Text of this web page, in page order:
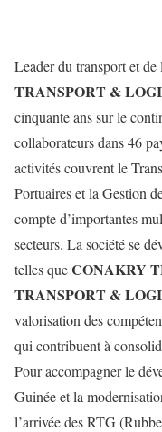
Leader du transport et
TRANSPORT &
cinquante ans sur le
collaborateurs dans 46
activités couvrent le
Portuaires et la Gestion
compte d’importantes
secteurs. La société se
telles queCONAKRY
TRANSPORT &
valorisation des
qui contribuent à
Pour accompagner le
Guinée et la
l’arrivée des RTG